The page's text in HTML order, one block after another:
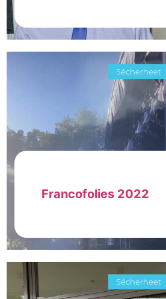
Sécherheet
Francofolies 2022
Sécherheet